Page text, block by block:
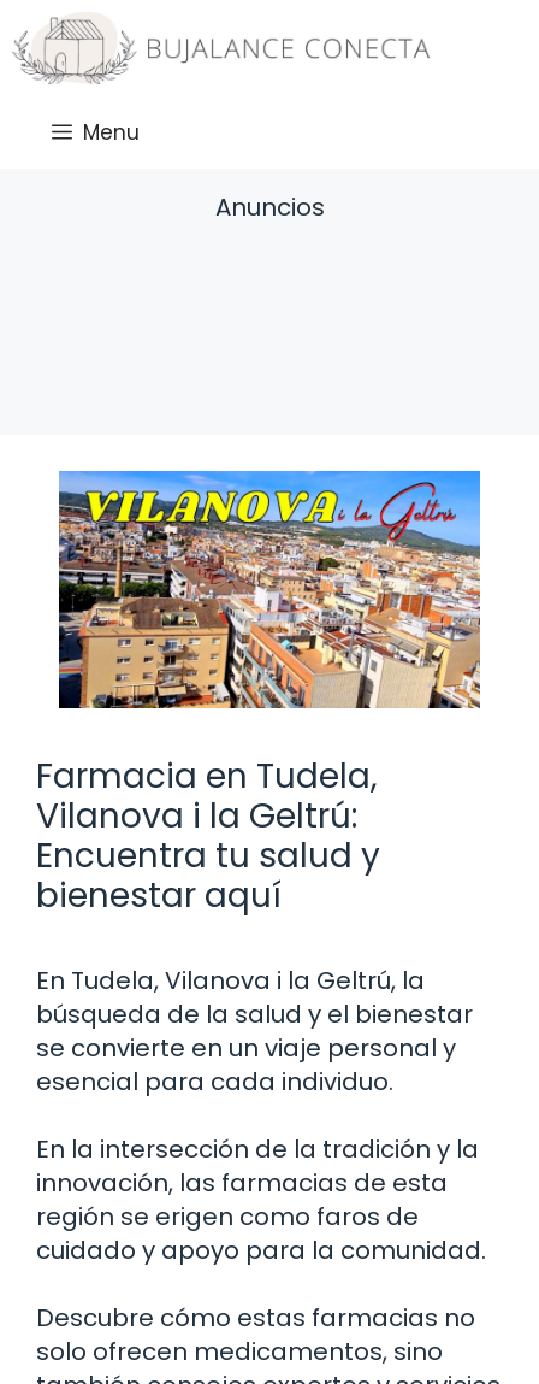
Saltar
al
contenido
Menu
Anuncios
Farmacia en Tudela,
Vilanova i la Geltrú:
Encuentra tu salud y
bienestar aquí
En Tudela, Vilanova i la Geltrú, la
búsqueda de la salud y el bienestar
se convierte en un viaje personal y
esencial para cada individuo.
En la intersección de la tradición y la
innovación, las farmacias de esta
región se erigen como faros de
cuidado y apoyo para la comunidad.
Descubre cómo estas farmacias no
solo ofrecen medicamentos, sino